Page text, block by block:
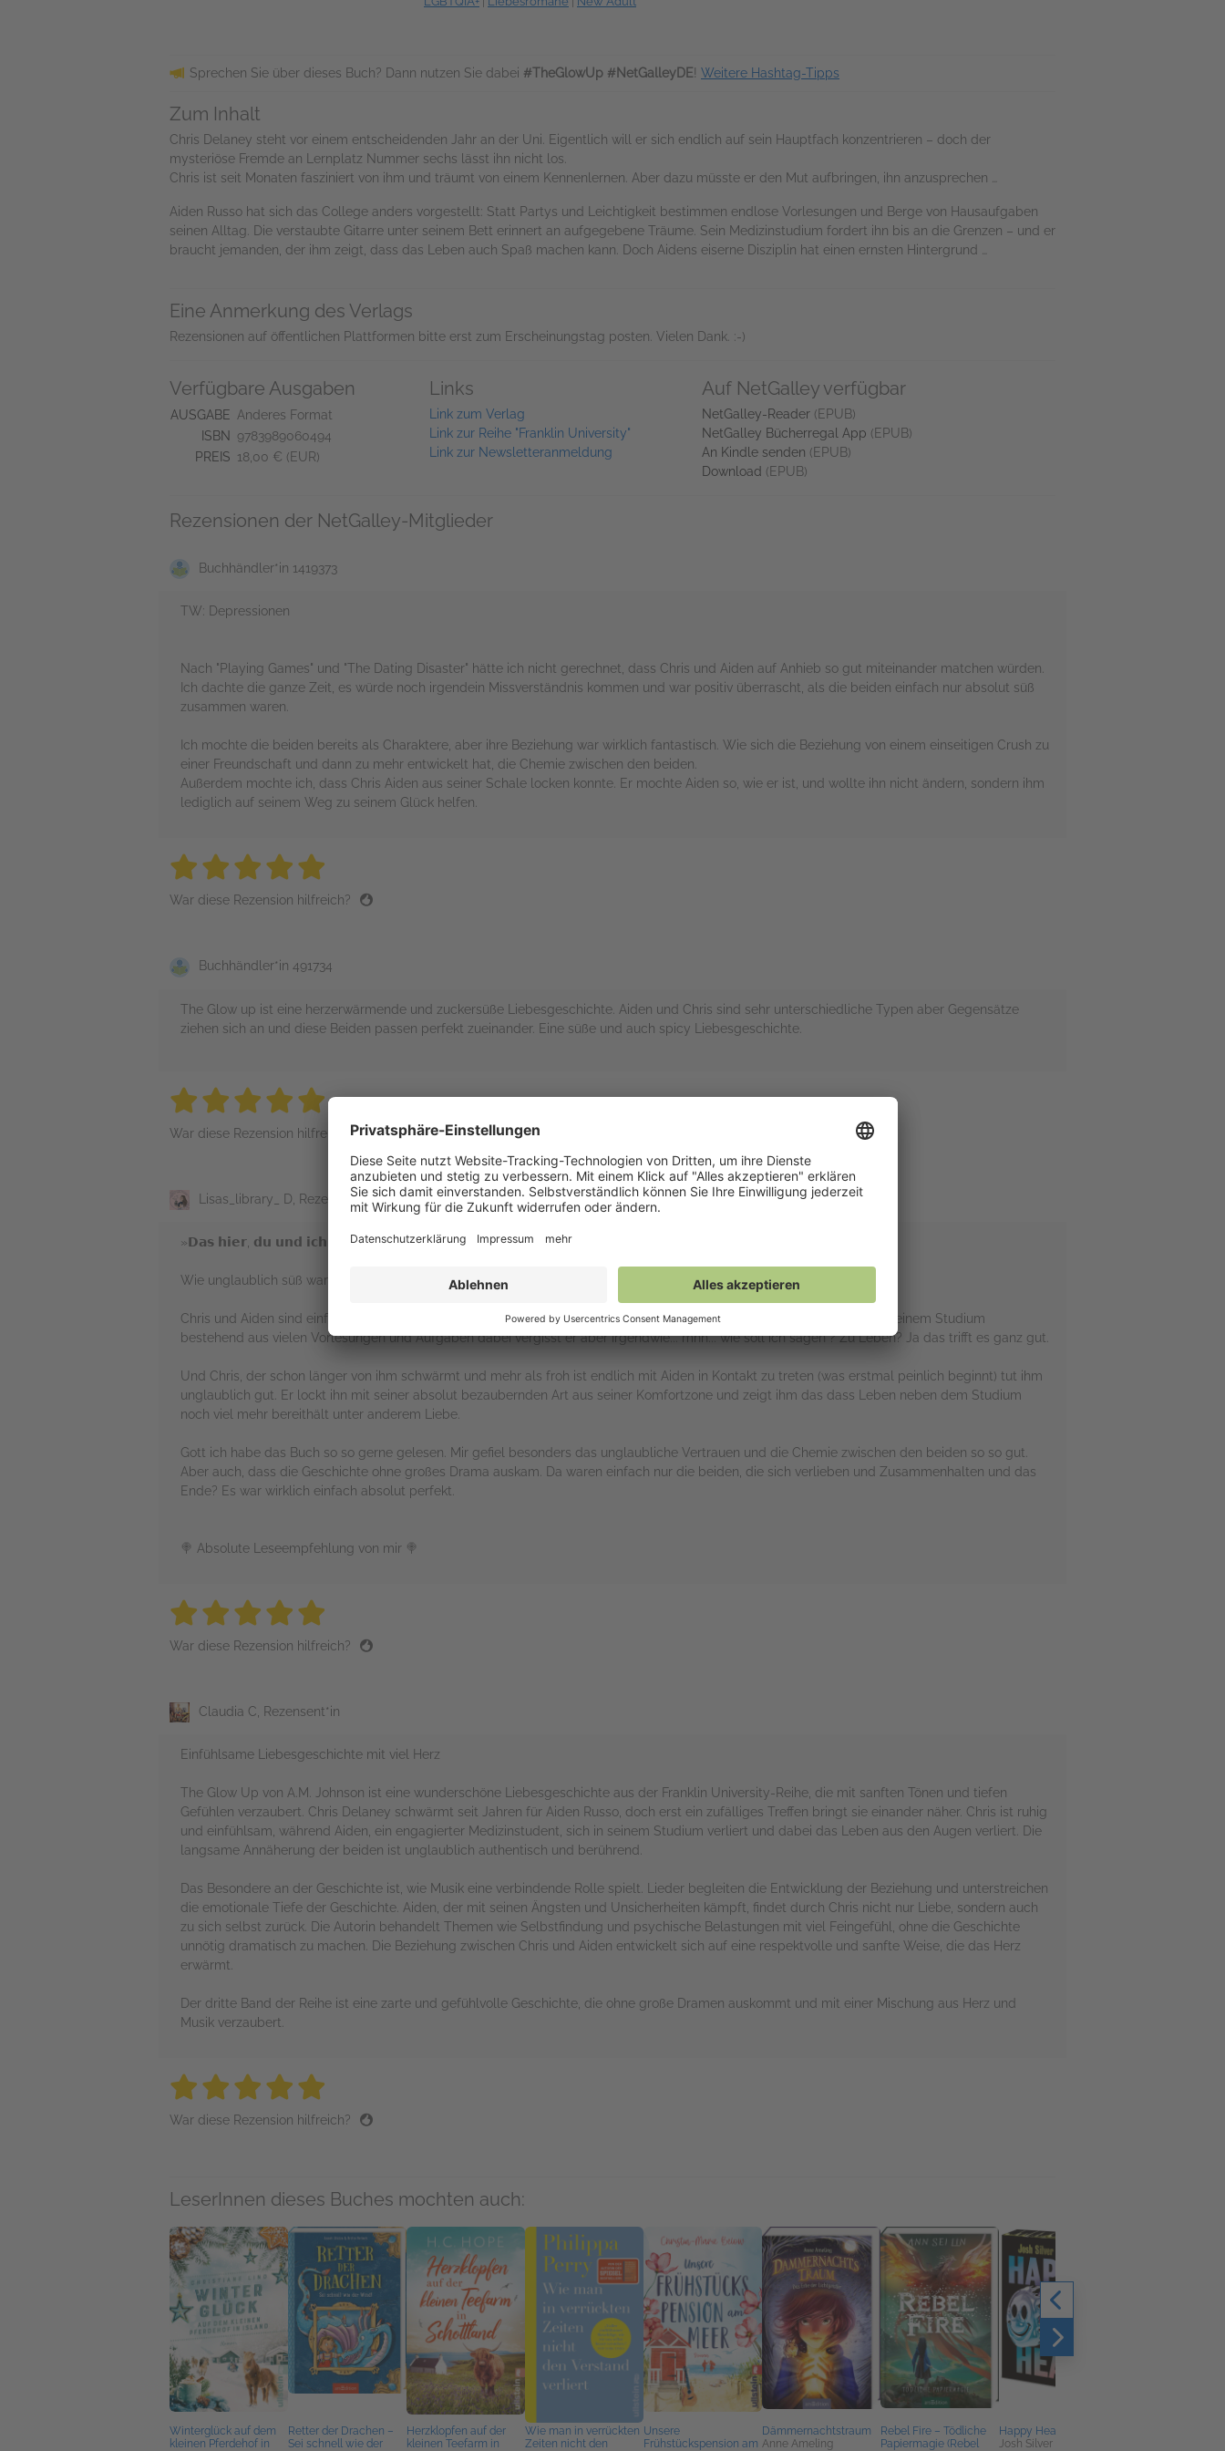
Sprechen Sie über dieses Buch? Dann nutzen Sie dabei #TheGlowUp #NetGalleyDE! Weitere Hashtag-Tipps
Zum Inhalt
Chris Delaney steht vor einem entscheidenden Jahr an der Uni. Eigentlich will er sich endlich auf sein Hauptfach konzentrieren – doch der
mysteriöse Fremde an Lernplatz Nummer sechs lässt ihn nicht los.
Chris ist seit Monaten fasziniert von ihm und träumt von einem Kennenlernen. Aber dazu müsste er den Mut aufbringen, ihn anzusprechen …
Aiden Russo hat sich das College anders vorgestellt: Statt Partys und Leichtigkeit bestimmen endlose Vorlesungen und Berge von Hausaufgaben
seinen Alltag. Die verstaubte Gitarre unter seinem Bett erinnert an aufgegebene Träume. Sein Medizinstudium fordert ihn bis an die Grenzen – und er
braucht jemanden, der ihm zeigt, dass das Leben auch Spaß machen kann. Doch Aidens eiserne Disziplin hat einen ernsten Hintergrund …
Eine Anmerkung des Verlags
Rezensionen auf öffentlichen Plattformen bitte erst zum Erscheinungstag posten. Vielen Dank. :-)
Verfügbare Ausgaben
AUSGABE Anderes Format
ISBN
9783989060494
PREIS 18,00 € (EUR)
Links
Link zum Verlag
Link zur Reihe "Franklin University"
Link zur Newsletteranmeldung
Auf NetGalley verfügbar
NetGalley-Reader (EPUB)
NetGalley Bücherregal App (EPUB)
An Kindle senden (EPUB)
Download (EPUB)
Rezensionen der NetGalley-Mitglieder
Buchhändler*in 1419373
TW: Depressionen
Nach "Playing Games" und "The Dating Disaster" hätte ich nicht gerechnet, dass Chris und Aiden auf Anhieb so gut miteinander matchen würden.
Ich dachte die ganze Zeit, es würde noch irgendein Missverständnis kommen und war positiv überrascht, als die beiden einfach nur absolut süß
zusammen waren.
Ich mochte die beiden bereits als Charaktere, aber ihre Beziehung war wirklich fantastisch. Wie sich die Beziehung von einem einseitigen Crush zu
einer Freundschaft und dann zu mehr entwickelt hat, die Chemie zwischen den beiden.
Außerdem mochte ich, dass Chris Aiden aus seiner Schale locken konnte. Er mochte Aiden so, wie er ist, und wollte ihn nicht ändern, sondern ihm
lediglich auf seinem Weg zu seinem Glück helfen.
5 stars
5 stars
5 stars
5 stars
War diese Rezension hilfreich?
Buchhändler*in 491734
The Glow up ist eine herzerwärmende und zuckersüße Liebesgeschichte. Aiden und Chris sind sehr unterschiedliche Typen aber Gegensätze
ziehen sich an und diese Beiden passen perfekt zueinander. Eine süße und auch spicy Liebesgeschichte.
5 stars
5 stars
5 stars
5 stars
5 stars
War diese Rezension hilfreich?
Lisas_library_ D, Rezensent*in
»𝗗𝗮𝘀 𝗵𝗶𝗲𝗿, 𝗱𝘂 𝘂𝗻𝗱 𝗶𝗰𝗵, 𝗶𝘀𝘁 𝗴𝗲𝗻𝗮𝘂 𝗱𝗮𝘀, 𝘄𝗮𝘀 𝗶𝗰𝗵 𝘄𝗶𝗹𝗹.«
Wie unglaublich süß war bitte diese Story?🍭
Chris und Aiden sind einfach absolut Zucker pur. Aiden kann keinerlei Ablenkung gebrauchen, er verschanzt sich hinter seinem Studium
bestehend aus vielen Vorlesungen und Aufgaben dabei vergisst er aber irgendwie... mhh... wie soll ich sagen ? Zu Leben? Ja das trifft es ganz gut.
Und Chris, der schon länger von ihm schwärmt und mehr als froh ist endlich mit Aiden in Kontakt zu treten (was erstmal peinlich beginnt) tut ihm
unglaublich gut. Er lockt ihn mit seiner absolut bezaubernden Art aus seiner Komfortzone und zeigt ihm das dass Leben neben dem Studium
noch viel mehr bereithält unter anderem Liebe.
Gott ich habe das Buch so so gerne gelesen. Mir gefiel besonders das unglaubliche Vertrauen und die Chemie zwischen den beiden so so gut.
Aber auch, dass die Geschichte ohne großes Drama auskam. Da waren einfach nur die beiden, die sich verlieben und Zusammenhalten und das
Ende? Es war wirklich einfach absolut perfekt.
🍭 Absolute Leseempfehlung von mir 🍭
5 stars
5 stars
5 stars
5 stars
War diese Rezension hilfreich?
Claudia C, Rezensent*in
Einfühlsame Liebesgeschichte mit viel Herz
The Glow Up von A.M. Johnson ist eine wunderschöne Liebesgeschichte aus der Franklin University-Reihe, die mit sanften Tönen und tiefen
Gefühlen verzaubert. Chris Delaney schwärmt seit Jahren für Aiden Russo, doch erst ein zufälliges Treffen bringt sie einander näher. Chris ist ruhig
und einfühlsam, während Aiden, ein engagierter Medizinstudent, sich in seinem Studium verliert und dabei das Leben aus den Augen verliert. Die
langsame Annäherung der beiden ist unglaublich authentisch und berührend.
Das Besondere an der Geschichte ist, wie Musik eine verbindende Rolle spielt. Lieder begleiten die Entwicklung der Beziehung und unterstreichen
die emotionale Tiefe der Geschichte. Aiden, der mit seinen Ängsten und Unsicherheiten kämpft, findet durch Chris nicht nur Liebe, sondern auch
zu sich selbst zurück. Die Autorin behandelt Themen wie Selbstfindung und psychische Belastungen mit viel Feingefühl, ohne die Geschichte
unnötig dramatisch zu machen. Die Beziehung zwischen Chris und Aiden entwickelt sich auf eine respektvolle und sanfte Weise, die das Herz
erwärmt.
Der dritte Band der Reihe ist eine zarte und gefühlvolle Geschichte, die ohne große Dramen auskommt und mit einer Mischung aus Herz und
Musik verzaubert.
5 stars
5 stars
5 stars
5 stars
War diese Rezension hilfreich?
LeserInnen dieses Buches mochten auch:
Winterglück auf dem
kleinen Pferdehof in
Retter der Drachen –
Sei schnell wie der
Herzklopfen auf der
kleinen Teefarm in
Wie man in verrückten
Zeiten nicht den
Unsere
Frühstückspension am
Dämmernachtstraum
Anne Ameling
Rebel Fire – Tödliche
Papiermagie (Rebel
Happy Head
Josh Silver